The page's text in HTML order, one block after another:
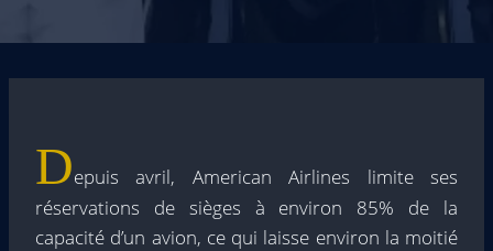
Depuis avril, American Airlines limite ses
réservations de sièges à environ 85% de la
capacité d’un avion, ce qui laisse environ la moitié